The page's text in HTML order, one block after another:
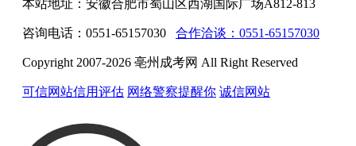
本站地址：安徽合肥市蜀山区西湖国际广场A812-813
咨询电话：0551-65157030 合作洽谈：0551-65157030
Copyright 2007-2026 亳州成考网 All Right Reserved
可信网站信用评估 网络警察提醒你 诚信网站